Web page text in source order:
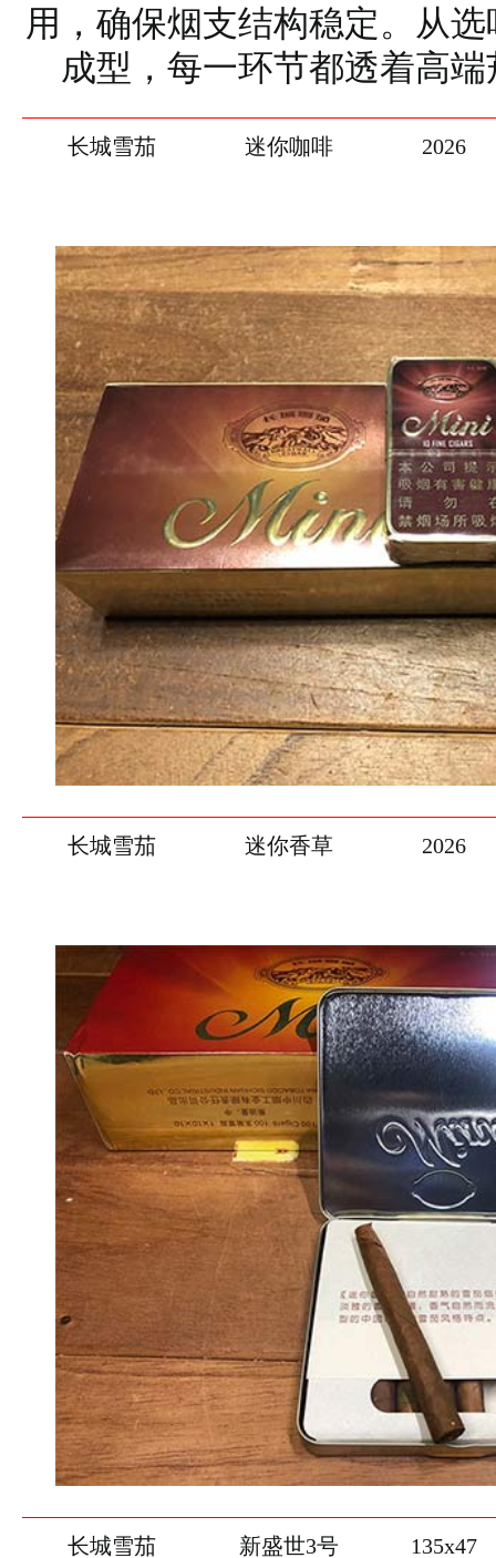
用，确保烟支结构稳定。从
成型，每一环节都透着高
长城雪茄 迷你咖啡 2026
长城雪茄 迷你香草 2026
长城雪茄 新盛世3号 135x47